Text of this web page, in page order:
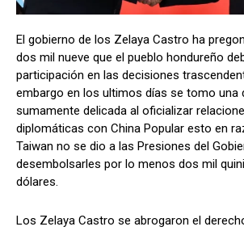
Comparta
Facebook X WhatsApp
Comparta
Facebook X WhatsApp
El gobierno de los Zelaya Castro ha
dos mil nueve que el pueblo hondureño
participación en las decisiones
embargo en los ultimos días se tomo una
sumamente delicada al oficializar
diplomáticas con China Popular esto en
Taiwan no se dio a las Presiones del
desembolsarles por lo menos dos mil
dólares.
Los Zelaya Castro se abrogaron el